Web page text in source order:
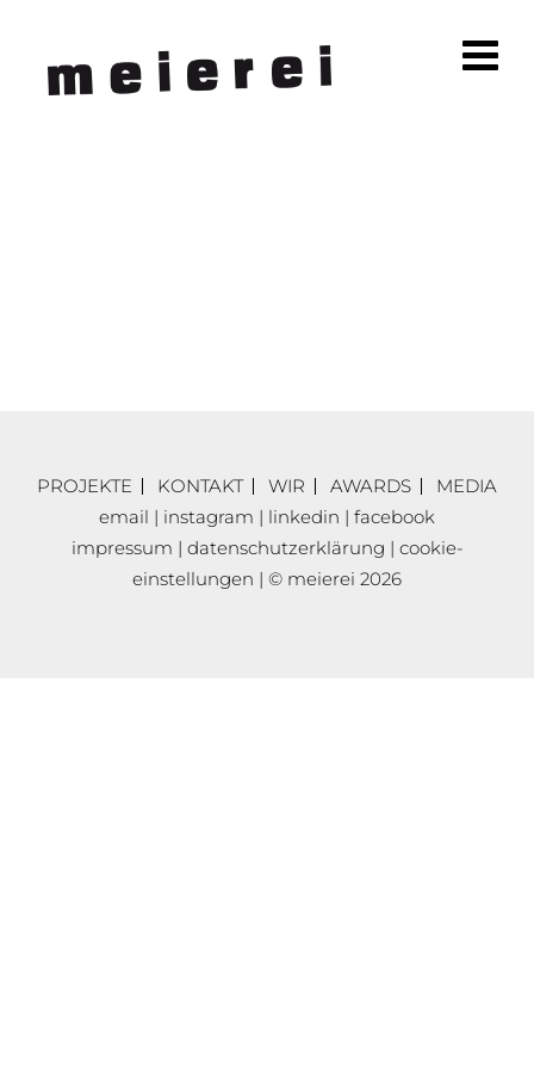
PROJEKTE KONTAKT WIR AWARDS
MEDIA
email | instagram | linkedin | facebook
impressum | datenschutzerklärung | cookie-
einstellungen | © meierei 2026